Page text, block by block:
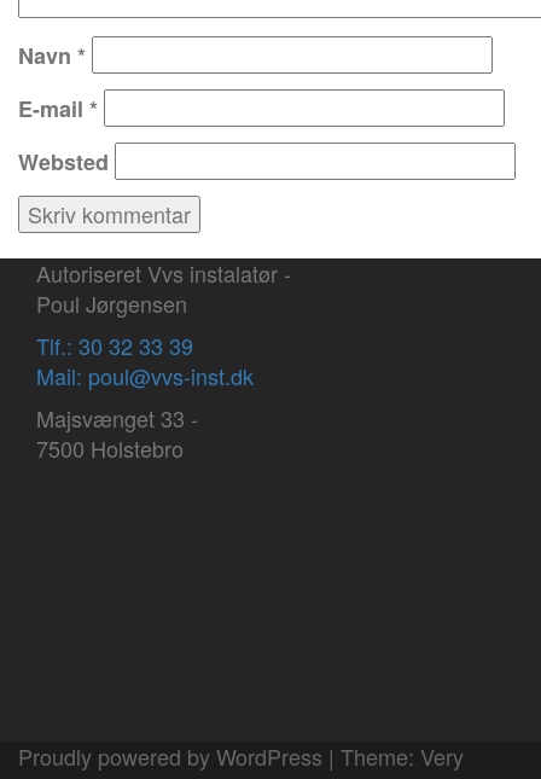
Navn *
E-mail *
Websted
Autoriseret Vvs instalatør -
Poul Jørgensen
Tlf.: 30 32 33 39
Mail: poul@vvs-inst.dk
Majsvænget 33 -
7500 Holstebro
Proudly powered by WordPress | Theme: Very